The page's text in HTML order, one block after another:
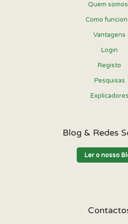
Quem
Como
Vantagens
Login
Registo
Pesquisas
Explicadores
Blog & Redes
Ler o nosso